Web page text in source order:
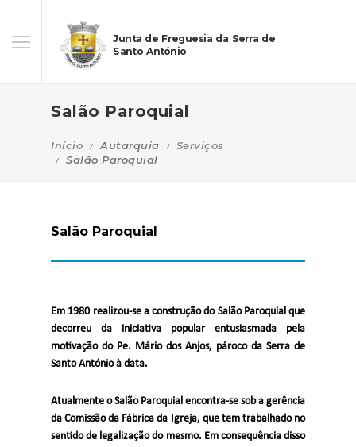
Junta de Freguesia da Serra de
Santo António
Salão Paroquial
Início Autarquia
Serviços
Salão Paroquial
Salão Paroquial
Em 1980 realizou-se a construção do Salão Paroquial que
decorreu da iniciativa popular entusiasmada pela
motivação do Pe. Mário dos Anjos, pároco da Serra de
Santo António à data.
Atualmente o Salão Paroquial encontra-se sob a gerência
da Comissão da Fábrica da Igreja, que tem trabalhado no
sentido de legalização do mesmo. Em consequência disso